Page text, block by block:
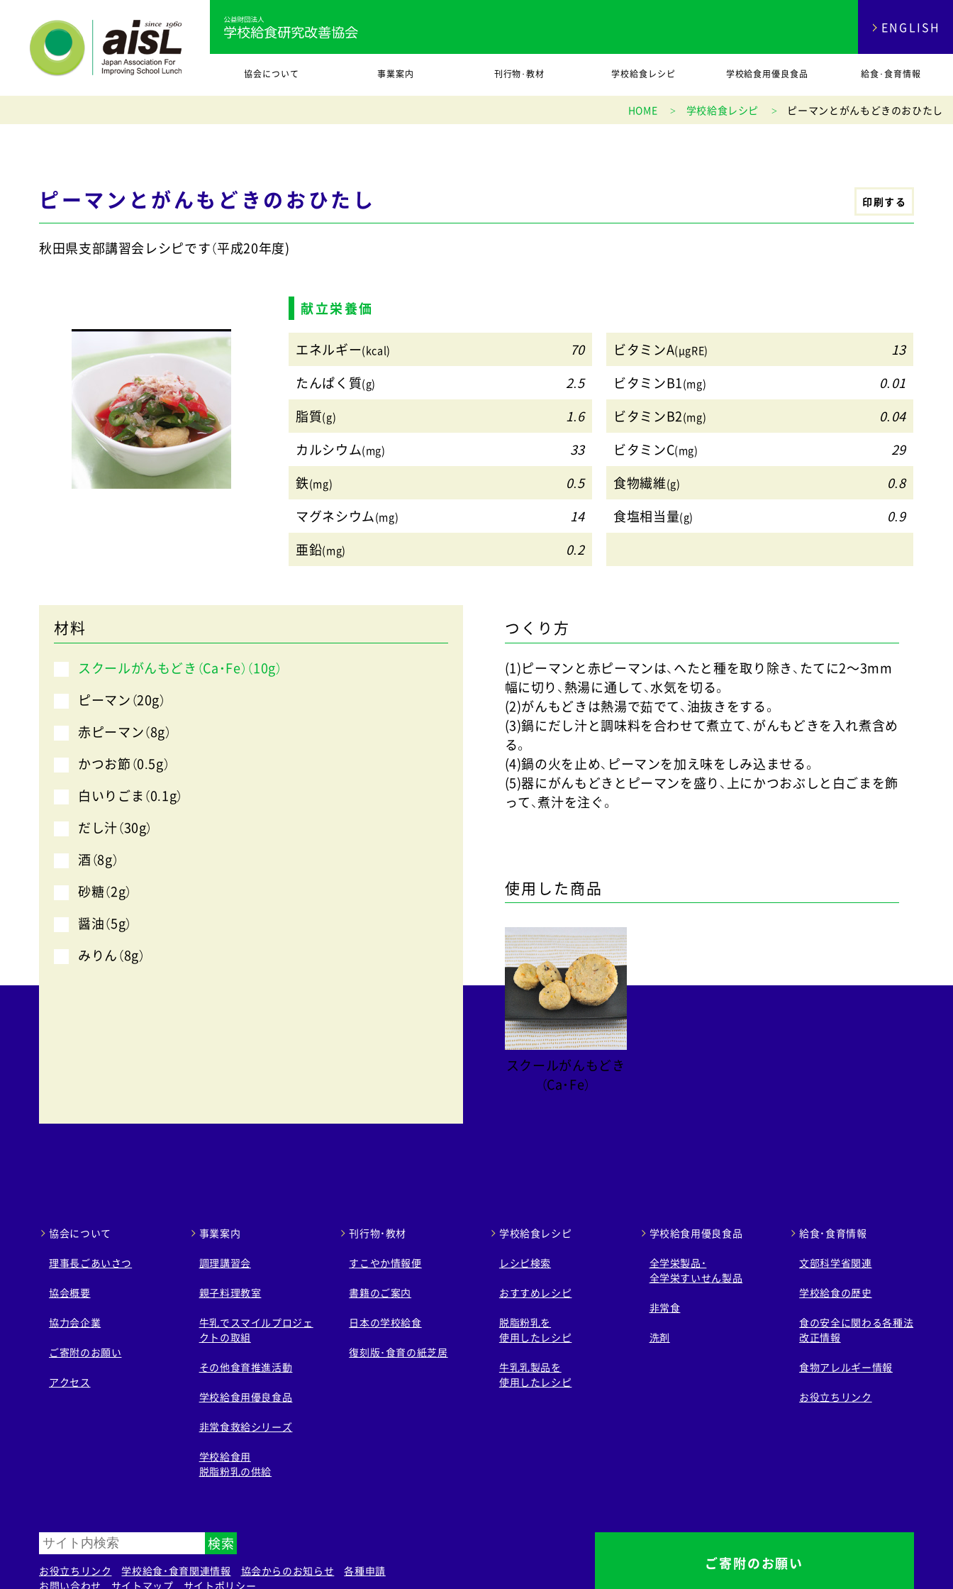
協会について 事業案内 刊行物･教材 学校給食レシピ 学校給食用優良食品 給食･食育情報
ENGLISH
HOME 学校給食レシピ ピーマンとがんもどきのおひたし
ピーマンとがんもどきのおひたし 印刷する
秋田県支部講習会レシピです（平成20年度)
献立栄養価
エネルギー(kcal) 70 ビタミンA(μgRE)
13
たんぱく質(g) 2.5 ビタミンB1(mg)
0.01
脂質(g) 1.6 ビタミンB2(mg)
0.04
カルシウム(mg) 33 ビタミンC(mg)
29
鉄(mg) 0.5 食物繊維(g)
0.8
マグネシウム(mg) 14 食塩相当量(g)
0.9
亜鉛(mg) 0.2
材料
スクールがんもどき（Ca・Fe）（10g）
ピーマン（20g）
赤ピーマン（8g）
かつお節（0.5g）
白いりごま（0.1g）
だし汁（30g）
酒（8g）
砂糖（2g）
醤油（5g）
みりん（8g）
つくり方
(1)ピーマンと赤ピーマンは、へたと種を取り除き、たてに2～3mm
幅に切り、熱湯に通して、水気を切る。
(2)がんもどきは熱湯で茹でて、油抜きをする。
(3)鍋にだし汁と調味料を合わせて煮立て、がんもどきを入れ煮含め
る。
(4)鍋の火を止め、ピーマンを加え味をしみ込ませる。
(5)器にがんもどきとピーマンを盛り、上にかつおぶしと白ごまを飾
って、煮汁を注ぐ。
使用した商品
スクールがんもどき
（Ca・Fe）
協会について
理事長ごあいさつ
協会概要
協力会企業
ご寄附のお願い
アクセス
事業案内
調理講習会
親子料理教室
牛乳でスマイルプロジェ
クトの取組
その他食育推進活動
学校給食用優良食品
非常食救給シリーズ
学校給食用
脱脂粉乳の供給
刊行物・教材
すこやか情報便
書籍のご案内
日本の学校給食
復刻版･食育の紙芝居
学校給食レシピ
レシピ検索
おすすめレシピ
脱脂粉乳を
使用したレシピ
牛乳乳製品を
使用したレシピ
学校給食用優良食品
全学栄製品・
全学栄すいせん製品
非常食
洗剤
給食・食育情報
文部科学省関連
学校給食の歴史
食の安全に関わる各種法
改正情報
食物アレルギー情報
お役立ちリンク
検索
お役立ちリンク 学校給食・食育関連情報 協会からのお知らせ
各種申請
お問い合わせ
サイトマップ サイトポリシー
ご寄附のお願い